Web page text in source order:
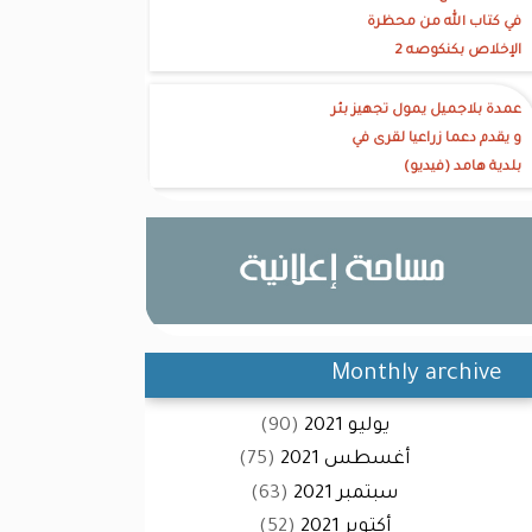
في كتاب الله من محظرة
الإخلاص بكنكوصه 2
عمدة بلاجميل يمول تجهيز بئر
و يقدم دعما زراعيا لقرى في
بلدية هامد (فيديو)
Monthly archive
يوليو 2021
(90)
أغسطس 2021
(75)
سبتمبر 2021
(63)